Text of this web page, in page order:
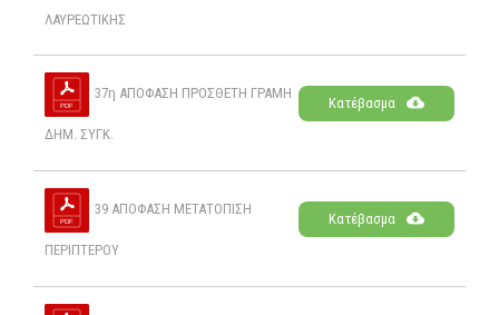
ΛΑΥΡΕΩΤΙΚΗΣ
37η ΑΠΟΦΑΣΗ ΠΡΟΣΘΕΤΗ ΓΡΑΜΗ
ΔΗΜ. ΣΥΓΚ.
Κατέβασμα
39 ΑΠΟΦΑΣΗ ΜΕΤΑΤΟΠΙΣΗ
ΠΕΡΙΠΤΕΡΟΥ
Κατέβασμα